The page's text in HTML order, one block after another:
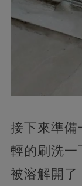
接下來準備
輕的刷洗一
被溶解開了